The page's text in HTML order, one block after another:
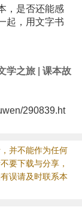
，是否还能感
起，用文字书
学之旅| 课本故
290839.ht
并不能作为任何
要下载与分享，
误请及时联系本